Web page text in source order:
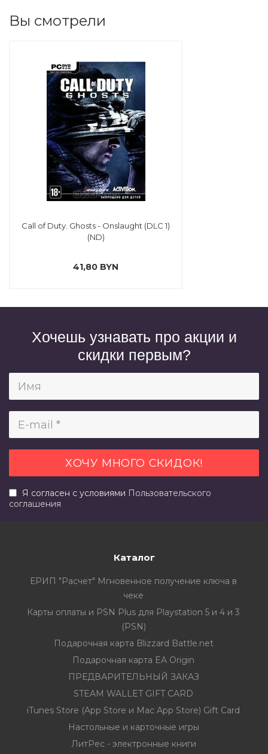
Вы смотрели
Call of Duty. Ghosts - Onslaught (DLC 1)
(ND)
41,80 BYN
Хочешь узнавать про акции и
скидки первым?
Я согласен с условиями Пользовательского
соглашения
Каталог
ЕРИП "Расчет" Мгновенное получение ключа в
чеке
Карты оплаты и PSN Plus для Playstation 5 и 4 и 3
(PSN)
Подарочная карта Blizzard Battle.net
Подарочная карта EA Origin
ПРЕДВАРИТЕЛЬНЫЙ ЗАКАЗ
STEAM WALLET GIFT CARD
iTunes Store (App Store и Mac App Store) Gift Card
Настольные и карточные игры
ЛитРес - электронные книги